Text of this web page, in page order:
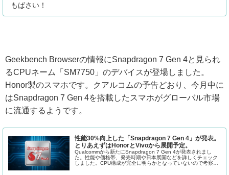
もばさい！
Geekbench Browserの情報にSnapdragon 7 Gen 4と見られ
るCPUネーム「SM7750」のデバイスが登場しました。
Honor製のスマホです。クアルコムの予告どおり、今月中に
はSnapdragon 7 Gen 4を搭載したスマホがグローバル市場
に流通するようです。
性能30%向上した「Snapdragon 7 Gen 4」が発表。
とりあえずはHonorとVivoから展開予定。
Qualcommから新たにSnapdragon 7 Gen 4が発表されまし
た。性能や価格帯、発売時期や日本展開などを詳しくチェック
しました。CPU構成が完全に明らかとなっていないので考察し